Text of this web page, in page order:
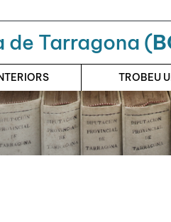
de Tarragona (
TROBEU